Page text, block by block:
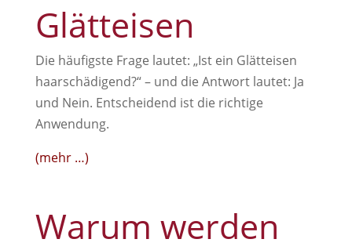
Glätteisen
Die häufigste Frage lautet: „Ist ein Glätteisen
haarschädigend?“ – und die Antwort lautet: Ja
und Nein. Entscheidend ist die richtige
Anwendung.
(mehr …)
Warum werden